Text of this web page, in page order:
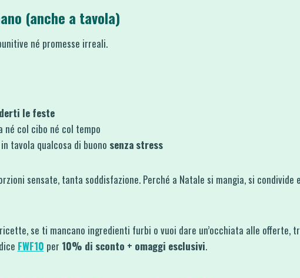
(anche a tavola)
né promesse irreali.
le feste
né col cibo né col tempo
tavola qualcosa di buono senza stress
sensate, tanta soddisfazione. Perché a Natale si mangia, si condivide
se ti mancano ingredienti furbi o vuoi dare un’occhiata alle offerte,
FWF10 per 10% di sconto + omaggi esclusivi.